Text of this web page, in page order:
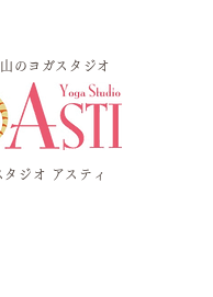
のヨガスタジオ
タジオ アスティ